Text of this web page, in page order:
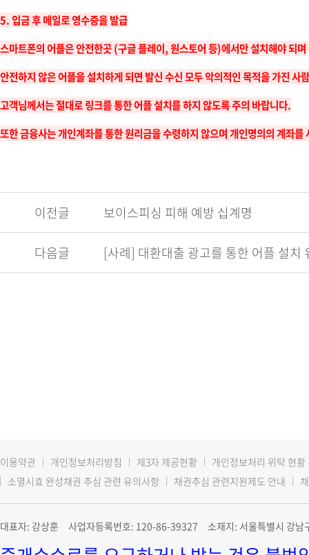
5. 입금 후 메일로 영수증을 발급
스마트폰의 어플은 안전한곳 (구글 플레이, 원스토어 등)에서만 설치해야 되
안전하지 않은 어플을 설치하게 되면 발신 수신 모두 악의적인 목적을 가진
고객님께서는 절대로 링크를 통한 어플 설치를 하지 않도록 주의 바랍니다.
또한 금융사는 개인계좌를 통한 원리금을 수령하지 않으며 개인명의의 계좌
이전글 보이스피싱 피해 예방 십계명
다음글 [사례] 대환대출 광고를 통한 어플 설치
이용약관 개인정보처리방침 제3자 제공현황
개인정보처리 위탁 현황
소멸시효 완성채권 추심 관련 유의사항
채권추심 관련지원제도 안내
대표자: 강상훈 사업자등록번호: 120-86-39327 소재지: 서울특별시 강